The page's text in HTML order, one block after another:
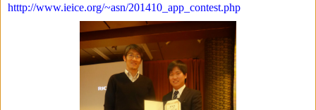
htttp://www.ieice.org/~asn/201410_app_contest.php